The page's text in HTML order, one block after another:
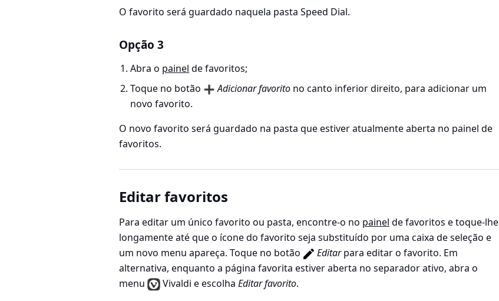
O favorito será guardado naquela pasta Speed Dial.
Opção 3
Abra o painel de favoritos;
Toque no botão
Adicionar favorito no canto inferior direito, para adicionar um
novo favorito.
O novo favorito será guardado na pasta que estiver atualmente aberta no painel de
favoritos.
Editar favoritos
Para editar um único favorito ou pasta, encontre-o no painel de favoritos e toque-lhe
longamente até que o ícone do favorito seja substituído por uma caixa de seleção e
um novo menu apareça. Toque no botão
Editarpara editar o favorito. Em
alternativa, enquanto a página favorita estiver aberta no separador ativo, abra o
menu
Vivaldi e escolha Editar favorito.